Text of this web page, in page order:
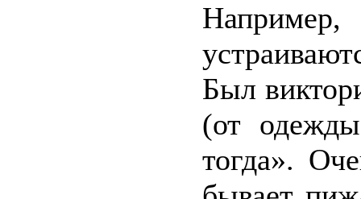
Был
(от
тогда».